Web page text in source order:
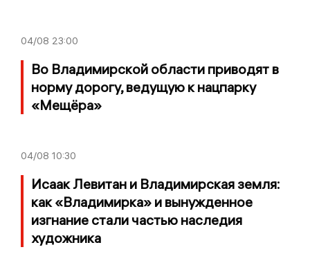
04/08 23:00
Во Владимирской области приводят в
норму дорогу, ведущую к нацпарку
«Мещёра»
04/08 10:30
Исаак Левитан и Владимирская земля:
как «Владимирка» и вынужденное
изгнание стали частью наследия
художника